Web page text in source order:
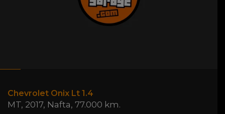
Chevrolet Onix Lt 1.4
MT, 2017, Nafta, 77.000 km.